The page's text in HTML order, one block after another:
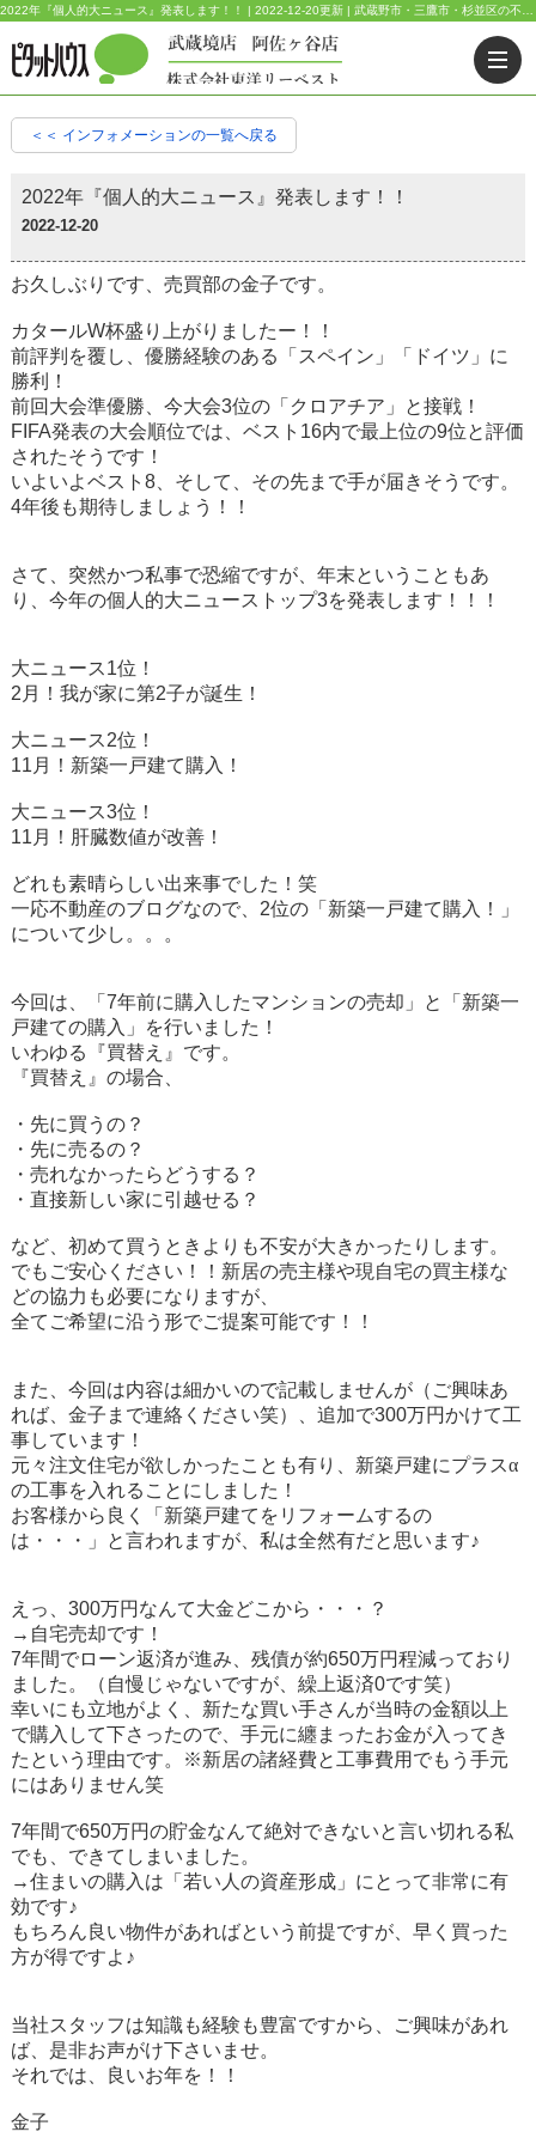
＜＜ インフォメーションの一覧へ戻る
2022年『個人的大ニュース』発表します！！
2022-12-20
お久しぶりです、売買部の金子です。
カタールW杯盛り上がりましたー！！
前評判を覆し、優勝経験のある「スペイン」「ドイツ」に
勝利！
前回大会準優勝、今大会3位の「クロアチア」と接戦！
FIFA発表の大会順位では、ベスト 16内で最上位の9位と評価
されたそうです！
いよいよベスト 8、そして、その先まで手が届きそうです。
4年後も期待しましょう！！
さて、突然かつ私事で恐縮ですが、年末ということもあ
り、今年の個人的大ニューストップ3を発表します！！！
大ニュース1位！
2 月！我が家に第2子が誕生！
大ニュース2位！
11 月！新築一戸建て購入！
大ニュース3位！
11 月！肝臓数値が改善！
どれも素晴らしい出来事でした！笑
一応不動産のブログなので、 2位の「新築一戸建て購入！」
について少し。。。
今回は、「 7年前に購入したマンションの売却」と「新築一
戸建ての購入」を行いました！
いわゆる『買替え』です。
『買替え』の場合、
・先に買うの？
・先に売るの？
・売れなかったらどうする？
・直接新しい家に引越せる？
など、初めて買うときよりも不安が大きかったりします。
でもご安心ください！！新居の売主様や現自宅の買主様な
どの協力も必要になりますが、
全てご希望に沿う形でご提案可能です！！
また、今回は内容は細かいので記載しませんが（ご興味あ
れば、金子まで連絡ください笑）、追加で300万円かけて工
事しています！
元々注文住宅が欲しかったことも有り、新築戸建にプラスα
の工事を入れることにしました！
お客様から良く「新築戸建てをリフォームするの
は・・・」と言われますが、私は全然有だと思います♪
えっ、 300万円なんて大金どこから・・・？
→自宅売却です！
7年間でローン返済が進み、残債が約650万円程減っており
ました。（自慢じゃないですが、繰上返済0です笑）
幸いにも立地がよく、新たな買い手さんが当時の金額以上
で購入して下さったので、手元に纏まったお金が入ってき
たという理由です。※新居の諸経費と工事費用でもう手元
にはありません笑
7年間で650万円の貯金なんて絶対できないと言い切れる私
でも、できてしまいました。
→住まいの購入は「若い人の資産形成」にとって非常に有
効です♪
もちろん良い物件があればという前提ですが、早く買った
方が得ですよ♪
当社スタッフは知識も経験も豊富ですから、ご興味があれ
ば、是非お声がけ下さいませ。
それでは、良いお年を！！
金子